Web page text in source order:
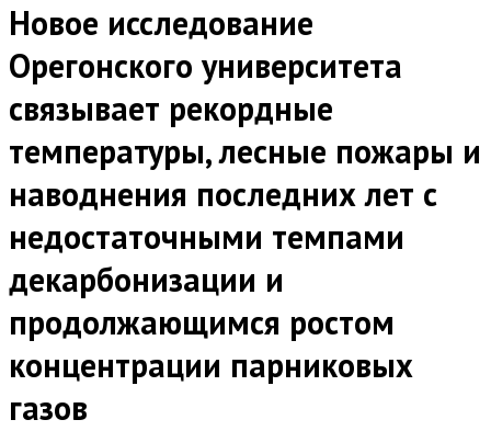
Новое исследование
Орегонского университета
связывает рекордные
температуры, лесные пожары и
наводнения последних лет с
недостаточными темпами
декарбонизации и
продолжающимся ростом
концентрации парниковых
газов